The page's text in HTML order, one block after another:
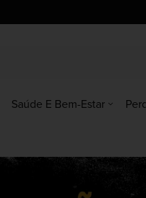
Saúde E Bem-Estar